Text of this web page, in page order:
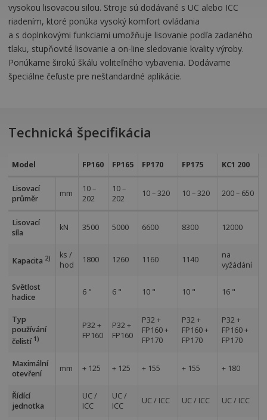
vysokou lisovacou silou. Stroje sú dodávané s UC alebo ICC
riadením, ktoré ponúka vysoký komfort ovládania
a s doplnkovými funkciami umožňuje lisovanie podľa zadaného
tlaku, stupňovité lisovanie a on-line sledovanie kvality výroby.
Ponúkame širokú škálu voliteľného vybavenia. Dodávame
špeciálne čeľuste pre neštandardné aplikácie.
Technická špecifikácia
Model FP160 FP165 FP170 FP175 KC1 200
Lisovací
průměr
mm
10 –
202
10 –
202
10 – 320 10 – 320 200 – 650
Lisovací
síla
kN 3500 5000 6600 8300 12000
Kapacita 2)
ks /
hod
1800 1260 1160 1140
na
vyžádání
Světlost
hadice
6 " 6 " 10 " 10 " 16 "
Typ
používání
čelistí 1)
P32 +
FP160
P32 +
FP160
P32 +
FP160 +
FP170
P32 +
FP160 +
FP170
P32 +
FP160 +
FP170
Maximální
otevření
mm + 125 + 125 + 155 + 155 + 180
Řídící
jednotka
UC /
ICC
UC /
ICC
UC / ICC UC / ICC UC / ICC